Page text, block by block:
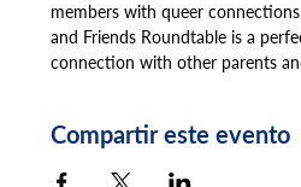
members with queer
and Friends Roundtable is a
connection with other parents
Compartir este evento